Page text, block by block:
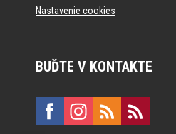
Nastavenie cookies
BUĎTE V KONTAKTE